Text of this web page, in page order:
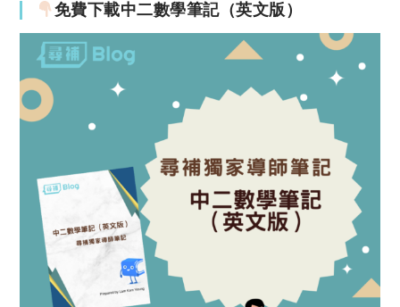
免費下載中二數學筆記（英文版）